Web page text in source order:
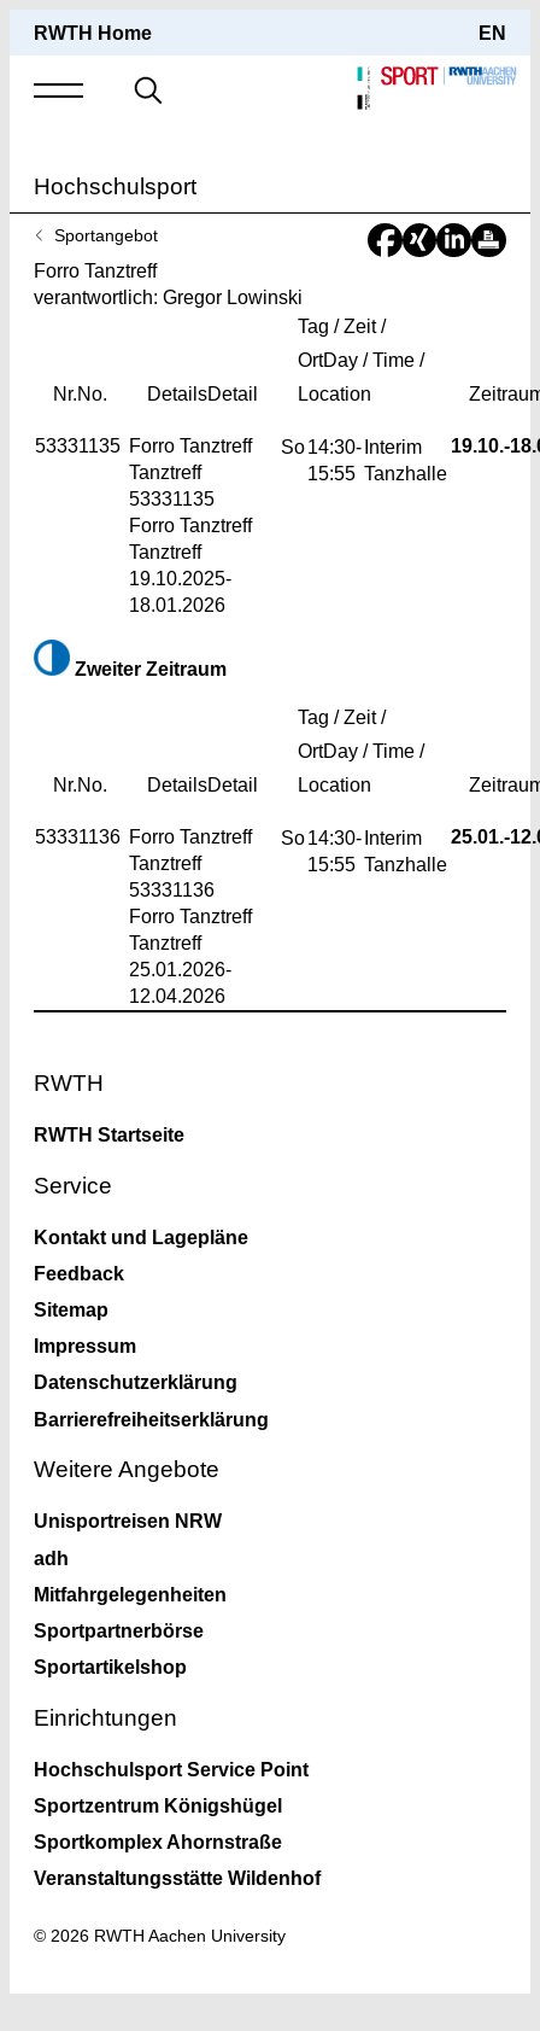
RWTH Home EN
Suche
Hochschulsport
Sie
sind
hier:
Sportangebot
Forro Tanztreff
verantwortlich: Gregor Lowinski
Nr.No. DetailsDetail
Tag / Zeit /
OrtDay / Time /
Location
53331135 Forro Tanztreff
Tanztreff
53331135
Forro Tanztreff
Tanztreff
19.10.2025-
18.01.2026
So14:30-
15:55
Interim
Tanzhalle
19.10.-
Zweiter Zeitraum
Nr.No. DetailsDetail
Tag / Zeit /
OrtDay / Time /
Location
53331136 Forro Tanztreff
Tanztreff
53331136
Forro Tanztreff
Tanztreff
25.01.2026-
12.04.2026
So14:30-
15:55
Interim
Tanzhalle
25.01.-
RWTH
RWTH Startseite
Service
Kontakt und Lagepläne
Feedback
Sitemap
Impressum
Datenschutzerklärung
Barrierefreiheitserklärung
Weitere Angebote
Unisportreisen NRW
adh
Mitfahrgelegenheiten
Sportpartnerbörse
Sportartikelshop
Einrichtungen
Hochschulsport Service Point
Sportzentrum Königshügel
Sportkomplex Ahornstraße
Veranstaltungsstätte Wildenhof
© 2026 RWTH Aachen University